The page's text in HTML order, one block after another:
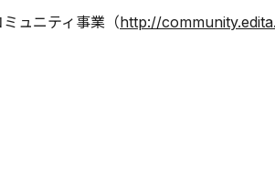
ュニティ事業（http://